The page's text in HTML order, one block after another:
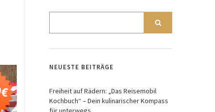
NEUESTE BEITRÄGE
Freiheit auf Rädern: „Das Reisemobil
Kochbuch“ – Dein kulinarischer Kompass